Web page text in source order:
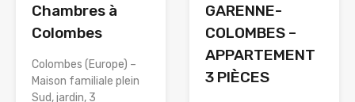
Chambres à
Colombes
Colombes (Europe) –
Maison familiale plein
Sud, jardin, 3
GARENNE-
COLOMBES –
APPARTEMENT
3 PIÈCES